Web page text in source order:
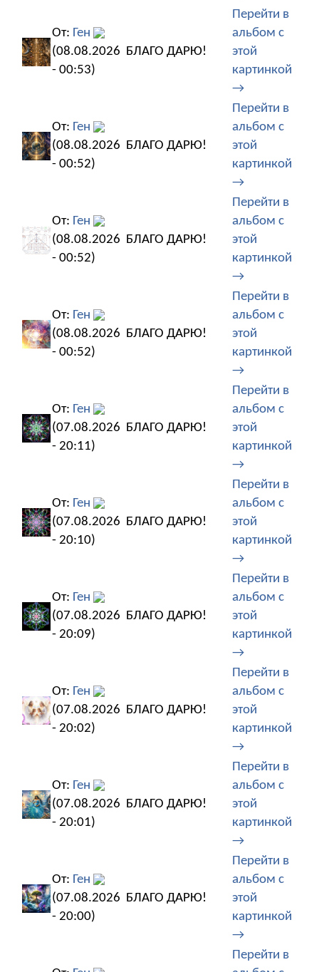
От: Ген
(08.08.2026
- 00:53)
БЛАГО ДАРЮ!
Перейти в
альбом с
этой
картинкой
→
От: Ген
(08.08.2026
- 00:52)
БЛАГО ДАРЮ!
Перейти в
альбом с
этой
картинкой
→
От: Ген
(08.08.2026
- 00:52)
БЛАГО ДАРЮ!
Перейти в
альбом с
этой
картинкой
→
От: Ген
(08.08.2026
- 00:52)
БЛАГО ДАРЮ!
Перейти в
альбом с
этой
картинкой
→
От: Ген
(07.08.2026
- 20:11)
БЛАГО ДАРЮ!
Перейти в
альбом с
этой
картинкой
→
От: Ген
(07.08.2026
- 20:10)
БЛАГО ДАРЮ!
Перейти в
альбом с
этой
картинкой
→
От: Ген
(07.08.2026
- 20:09)
БЛАГО ДАРЮ!
Перейти в
альбом с
этой
картинкой
→
От: Ген
(07.08.2026
- 20:02)
БЛАГО ДАРЮ!
Перейти в
альбом с
этой
картинкой
→
От: Ген
(07.08.2026
- 20:01)
БЛАГО ДАРЮ!
Перейти в
альбом с
этой
картинкой
→
От: Ген
(07.08.2026
- 20:00)
БЛАГО ДАРЮ!
Перейти в
альбом с
этой
картинкой
→
Перейти в